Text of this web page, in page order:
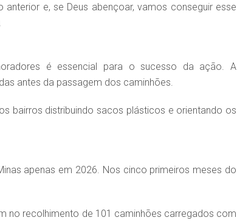
e, se Deus abençoar, vamos conseguir esse
é essencial para o sucesso da ação. A
antes da passagem dos caminhões.
bairros distribuindo sacos plásticos e orientando os
apenas em 2026. Nos cinco primeiros meses do
no recolhimento de 101 caminhões carregados com